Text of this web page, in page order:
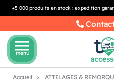
+5 000 produits en stock : expédition
menu
menu
Accueil ATTELAGES &